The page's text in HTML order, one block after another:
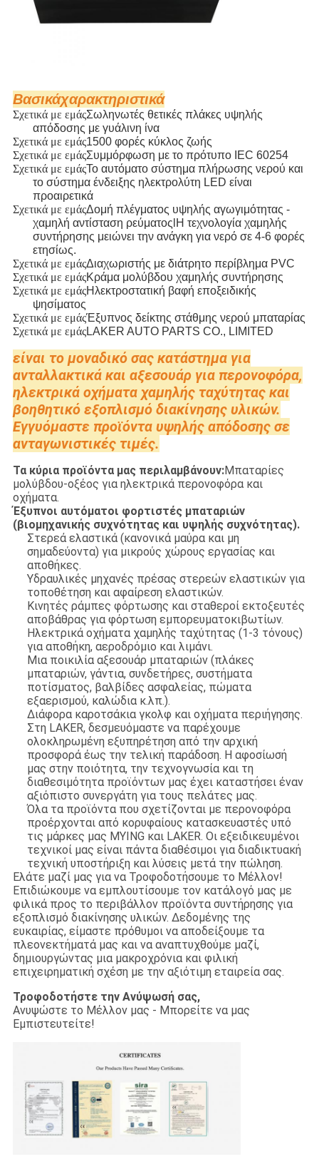
Βασικάχαρακτηριστικά
Σχετικά με εμάςΣωληνωτές θετικές πλάκες υψηλής
απόδοσης με γυάλινη ίνα
Σχετικά με εμάς1500 φορές κύκλος ζωής
Σχετικά με εμάςΣυμμόρφωση με το πρότυπο IEC 60254
Σχετικά με εμάςΤο αυτόματο σύστημα πλήρωσης νερού και
το σύστημα ένδειξης ηλεκτρολύτη LED είναι
προαιρετικά
Σχετικά με εμάςΔομή πλέγματος υψηλής αγωγιμότητας -
χαμηλή αντίσταση ρεύματος Η τεχνολογία χαμηλής
συντήρησης μειώνει την ανάγκη για νερό σε 4-6 φορές
ετησίως.
Σχετικά με εμάςΔιαχωριστής με διάτρητο περίβλημα PVC
Σχετικά με εμάςΚράμα μολύβδου χαμηλής συντήρησης
Σχετικά με εμάςΗλεκτροστατική βαφή εποξειδικής
ψησίματος
Σχετικά με εμάςΈξυπνος δείκτης στάθμης νερού μπαταρίας
Σχετικά με εμάςLAKER AUTO PARTS CO., LIMITED
είναι το μοναδικό σας κατάστημα για
ανταλλακτικά και αξεσουάρ για περονοφόρα,
ηλεκτρικά οχήματα χαμηλής ταχύτητας και
βοηθητικό εξοπλισμό διακίνησης υλικών.
Εγγυόμαστε προϊόντα υψηλής απόδοσης σε
ανταγωνιστικές τιμές.
Τα κύρια προϊόντα μας περιλαμβάνουν:Μπαταρίες
μολύβδου-οξέος για ηλεκτρικά περονοφόρα και
οχήματα.
Έξυπνοι αυτόματοι φορτιστές μπαταριών
(βιομηχανικής συχνότητας και υψηλής συχνότητας).
Στερεά ελαστικά (κανονικά μαύρα και μη
σημαδεύοντα) για μικρούς χώρους εργασίας και
αποθήκες.
Υδραυλικές μηχανές πρέσας στερεών ελαστικών για
τοποθέτηση και αφαίρεση ελαστικών.
Κινητές ράμπες φόρτωσης και σταθεροί εκτοξευτές
αποβάθρας για φόρτωση εμπορευματοκιβωτίων.
Ηλεκτρικά οχήματα χαμηλής ταχύτητας (1-3 τόνους)
για αποθήκη, αεροδρόμιο και λιμάνι.
Μια ποικιλία αξεσουάρ μπαταριών (πλάκες
μπαταριών, γάντια, συνδετήρες, συστήματα
ποτίσματος, βαλβίδες ασφαλείας, πώματα
εξαερισμού, καλώδια κ.λπ.).
Διάφορα καροτσάκια γκολφ και οχήματα περιήγησης.
Στη LAKER, δεσμευόμαστε να παρέχουμε
ολοκληρωμένη εξυπηρέτηση από την αρχική
προσφορά έως την τελική παράδοση. Η αφοσίωσή
μας στην ποιότητα, την τεχνογνωσία και τη
διαθεσιμότητα προϊόντων μας έχει καταστήσει έναν
αξιόπιστο συνεργάτη για τους πελάτες μας.
Όλα τα προϊόντα που σχετίζονται με περονοφόρα
προέρχονται από κορυφαίους κατασκευαστές υπό
τις μάρκες μας MYING και LAKER. Οι εξειδικευμένοι
τεχνικοί μας είναι πάντα διαθέσιμοι για διαδικτυακή
τεχνική υποστήριξη και λύσεις μετά την πώληση.
Ελάτε μαζί μας για να Τροφοδοτήσουμε το Μέλλον!
Επιδιώκουμε να εμπλουτίσουμε τον κατάλογό μας με
φιλικά προς το περιβάλλον προϊόντα συντήρησης για
εξοπλισμό διακίνησης υλικών. Δεδομένης της
ευκαιρίας, είμαστε πρόθυμοι να αποδείξουμε τα
πλεονεκτήματά μας και να αναπτυχθούμε μαζί,
δημιουργώντας μια μακροχρόνια και φιλική
επιχειρηματική σχέση με την αξιότιμη εταιρεία σας.
Τροφοδοτήστε την Ανύψωσή σας,
Ανυψώστε το Μέλλον μας - Μπορείτε να μας
Εμπιστευτείτε!